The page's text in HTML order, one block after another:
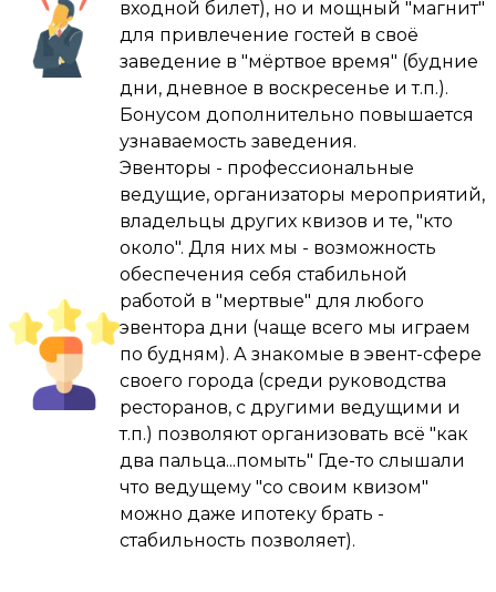
солд-аут в зале все чаще стало делом
обычным ( 150-170 человек в зале ) , а когда-
то я мечтал о заветной «соточке» 🙂
Благодаря Угадайке за 3 года я получил
невероятный организаторский опыт ,
раскачал в себе ведущего ( уже были игры
и мероприятия корпоративного формата ) ,
авто/квартиру/ипотеку не взял , но сделал
ремонт в «трешечке» под 100 квадратов и
заработал на путешествие мечты , а это в
наших реалиях очень и очень неплохо ,
надо сказать что это мой не основной
заработок , а по-настоящему любимое хобби
, я понял смысл фразы «Найди себе дело по
душе и тебе не придётся трудиться ни
одного дня в жизни.»
Дорогой друг ,от себя я пожелал бы тебе -
не боятся и пробовать , но если дела сразу
не пойдут в гору , не унывать и не опускать
входной билет), но и мощный "магнит"
для привлечение гостей в своё
заведение в "мёртвое время" (будние
дни, дневное в воскресенье и т.п.).
Бонусом дополнительно повышается
узнаваемость заведения.
Эвенторы - профессиональные
ведущие, организаторы мероприятий,
владельцы других квизов и те, "кто
около". Для них мы - возможность
обеспечения себя стабильной
работой в "мертвые" для любого
эвентора дни (чаще всего мы играем
по будням). А знакомые в эвент-сфере
своего города (среди руководства
ресторанов, с другими ведущими и
т.п.) позволяют организовать всё "как
два пальца...помыть" Где-то слышали
что ведущему "со своим квизом"
можно даже ипотеку брать -
стабильность позволяет).